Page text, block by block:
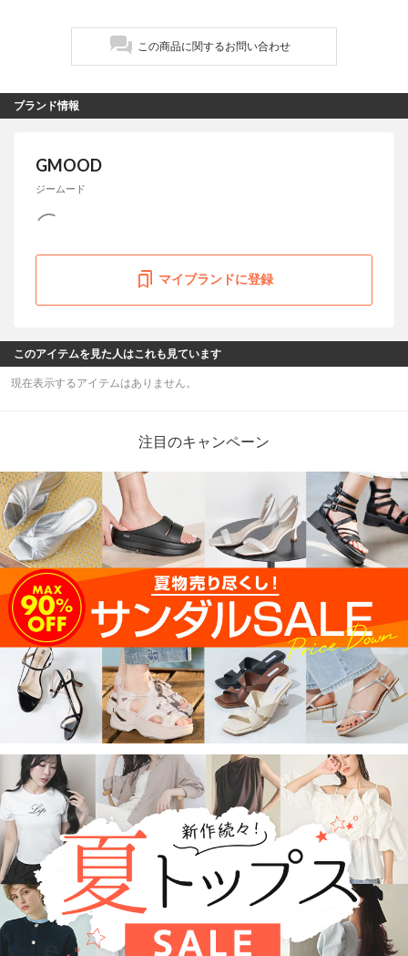
この商品に関するお問い合わせ
ブランド情報
GMOOD
ジームード
マイブランドに登録
このアイテムを見た人はこれも見ています
現在表示するアイテムはありません。
注目のキャンペーン